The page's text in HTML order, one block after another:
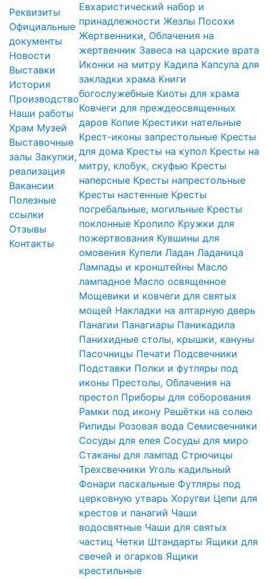
Реквизиты
Официальные
документы
Новости
Выставки
История
Производство
Наши работы
Храм Музей
Выставочные
залы Закупки,
реализация
Вакансии
Полезные
ссылки
Отзывы
Контакты
Евхаристический набор и
принадлежности Жезлы Посохи
Жертвенники, Облачения на
жертвенник Завеса на царские врата
Иконки на митру Кадила Капсула для
закладки храма Книги
богослужебные Киоты для храма
Ковчеги для преждеосвященных
даров Копие Крестики нательные
Крест-иконы запрестольные Кресты
для дома Кресты на купол Кресты на
митру, клобук, скуфью Кресты
наперсные Кресты напрестольные
Кресты настенные Кресты
погребальные, могильные Кресты
поклонные Кропило Кружки для
пожертвования Кувшины для
омовения Купели Ладан Ладаница
Лампады и кронштейны Масло
лампадное Масло освященное
Мощевики и ковчеги для святых
мощей Накладки на алтарную дверь
Панагии Панагиары Паникадила
Панихидные столы, крышки, кануны
Пасочницы Печати Подсвечники
Подставки Полки и футляры под
иконы Престолы, Облачения на
престол Приборы для соборования
Рамки под икону Решётки на солею
Рипиды Розовая вода Семисвечники
Сосуды для елея Сосуды для миро
Стаканы для лампад Стрючицы
Трехсвечники Уголь кадильный
Фонари пасхальные Футляры под
церковную утварь Хоругви Цепи для
крестов и панагий Чаши
водосвятные Чаши для святых
частиц Четки Штандарты Ящики для
свечей и огарков Ящики
крестильные